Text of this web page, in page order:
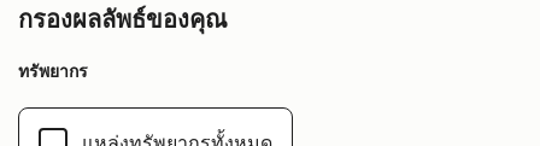
กรองผลลัพธ์ของคุณ
ทรัพยากร